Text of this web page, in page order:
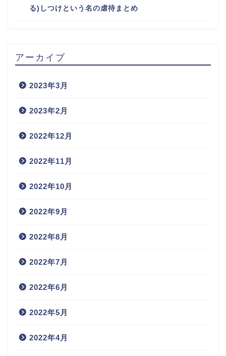
る)しつけという名の虐待まとめ
アーカイブ
2023年3月
2023年2月
2022年12月
2022年11月
2022年10月
2022年9月
2022年8月
2022年7月
2022年6月
2022年5月
2022年4月